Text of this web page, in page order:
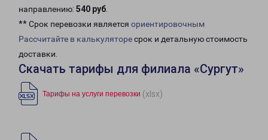
направлению: 540 руб.
** Срок перевозки является ориентировочным
Рассчитайте в калькуляторесрок и детальную стоимость
доставки.
Скачать тарифы для филиала «Сургут»
Тарифы на услуги перевозки (xlsx)